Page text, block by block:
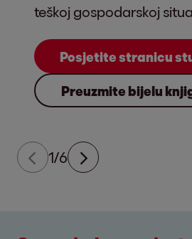
teškoj gospodarskoj
Posjetite stranicu
Preuzmite bijelu
1/6